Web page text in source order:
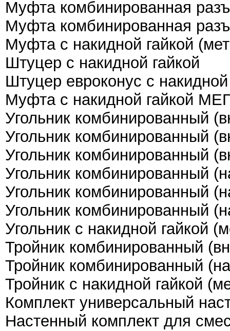
Муфта комбинированная
Муфта комбинированная
Муфта с накидной гайкой
Штуцер с накидной гайкой
Штуцер евроконус с накидной
Муфта с накидной гайкой
Угольник комбинированный
Угольник комбинированный
Угольник комбинированный
Угольник комбинированный
Угольник комбинированный
Угольник комбинированный
Угольник с накидной гайкой
Тройник комбинированный
Тройник комбинированный
Тройник с накидной гайкой
Комплект универсальный
Настенный комплект для